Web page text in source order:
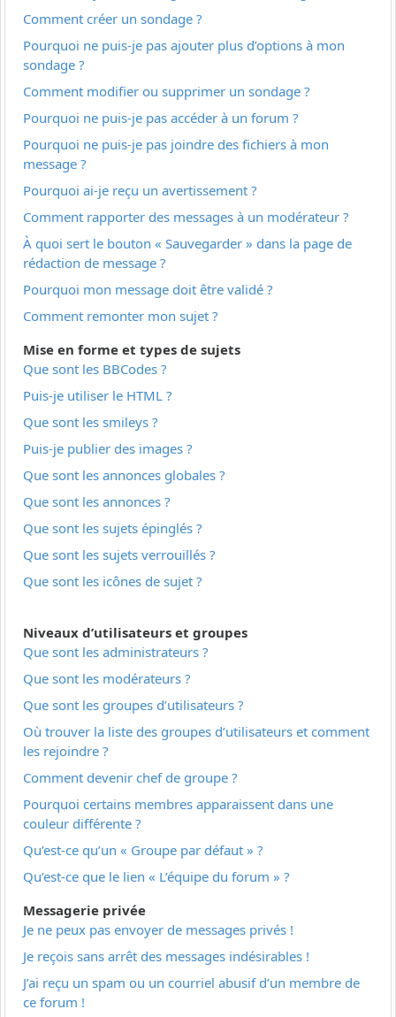
Comment créer un sondage ?
Pourquoi ne puis-je pas ajouter plus d’options à mon
sondage ?
Comment modifier ou supprimer un sondage ?
Pourquoi ne puis-je pas accéder à un forum ?
Pourquoi ne puis-je pas joindre des fichiers à mon
message ?
Pourquoi ai-je reçu un avertissement ?
Comment rapporter des messages à un modérateur ?
À quoi sert le bouton « Sauvegarder » dans la page de
rédaction de message ?
Pourquoi mon message doit être validé ?
Comment remonter mon sujet ?
Mise en forme et types de sujets
Que sont les BBCodes ?
Puis-je utiliser le HTML ?
Que sont les smileys ?
Puis-je publier des images ?
Que sont les annonces globales ?
Que sont les annonces ?
Que sont les sujets épinglés ?
Que sont les sujets verrouillés ?
Que sont les icônes de sujet ?
Niveaux d’utilisateurs et groupes
Que sont les administrateurs ?
Que sont les modérateurs ?
Que sont les groupes d’utilisateurs ?
Où trouver la liste des groupes d’utilisateurs et comment
les rejoindre ?
Comment devenir chef de groupe ?
Pourquoi certains membres apparaissent dans une
couleur différente ?
Qu’est-ce qu’un « Groupe par défaut » ?
Qu’est-ce que le lien « L’équipe du forum » ?
Messagerie privée
Je ne peux pas envoyer de messages privés !
Je reçois sans arrêt des messages indésirables !
J’ai reçu un spam ou un courriel abusif d’un membre de
ce forum !